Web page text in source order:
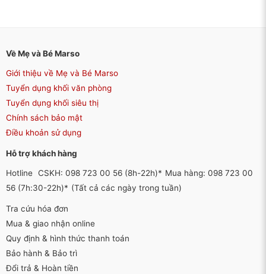
Về Mẹ và Bé Marso
Giới thiệu về Mẹ và Bé Marso
Tuyển dụng khối văn phòng
Tuyển dụng khối siêu thị
Chính sách bảo mật
Điều khoản sử dụng
Hỗ trợ khách hàng
Hotline CSKH: 098 723 00 56 (8h-22h)* Mua hàng: 098 723 00
56 (7h:30-22h)* (Tất cả các ngày trong tuần)
Tra cứu hóa đơn
Mua & giao nhận online
Quy định & hình thức thanh toán
Bảo hành & Bảo trì
Đổi trả & Hoàn tiền